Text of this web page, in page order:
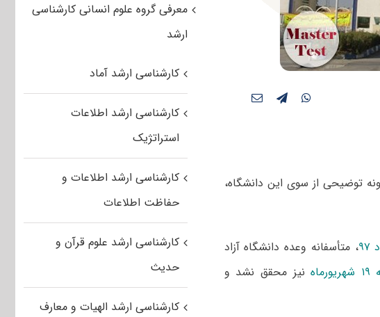
آزاد بدون هیچ‌گونه توضیحی از سوی این دانشگاه،
، متأسفانه وعده دانشگاه آزاد
نیز محقق نشد و
معرفی گروه علوم انسانی کارشناسی
ارشد
کارشناسی ارشد آماد
کارشناسی ارشد اطلاعات
استراتژیک
کارشناسی ارشد اطلاعات و
حفاظت اطلاعات
کارشناسی ارشد علوم قرآن و
حدیث
کارشناسی ارشد الهیات و معارف